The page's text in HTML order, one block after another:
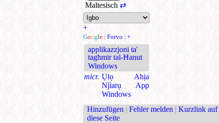
Maltesisch⇄
+
Google | Forvo | +
applikazzjoni ta'
tagħmir tal-Ħanut
Windows
micr. Ụlọ Ahịa
Njìarụ App
Windows
Hinzufügen | Fehler melden | Kurzlink auf
diese Seite